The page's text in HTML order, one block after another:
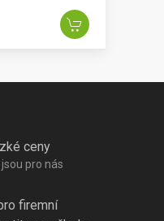
ceny
pro nás
firemní